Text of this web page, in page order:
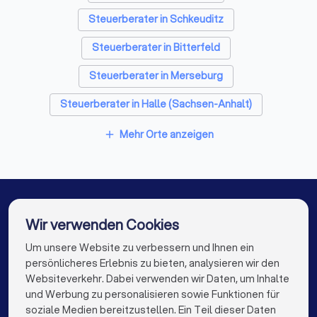
Wie läuft die Zusammenarbeit ab - digital,
persönlich oder hybrid?
Welche Software nutzen Sie (z.B. DATEV)?
Wie berechnen Sie Ihr Honorar - nach StBVV,
Pauschalpreise oder Stundensätze?
Wie schnell reagieren Sie in der Regel auf
✓ Gibt es eine Vertretung bei Urlaub oder
Diese Unterlagen sollten Sie mitbringen
Steuerberater in Schkeuditz
Steuerberater in Bitterfeld
Steuerberater in Merseburg
Steuerberater in Halle (Sachsen-Anhalt)
Steuerberater in Meuselwitz
Steuerberater in Hamburg
Steuerberater in München
Steuerberater in Köln
Steuerberater in Frankfurt am Main
Steuerberater in Stuttgart
add Mehr Orte anzeigen
Die besten Steuerberater für Sie
info@trustlocal.de
Wir verwenden Cookies
Um unsere Website zu verbessern und Ihnen ein
persönlicheres Erlebnis zu bieten, analysieren wir den
Websiteverkehr. Dabei verwenden wir Daten, um Inhalte
und Werbung zu personalisieren sowie Funktionen für
soziale Medien bereitzustellen. Ein Teil dieser Daten